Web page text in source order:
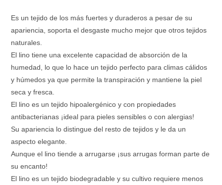
Es un tejido de los más fuertes y duraderos a pesar de su
apariencia, soporta el desgaste mucho mejor que otros tejidos
naturales.
El lino tiene una excelente capacidad de absorción de la
humedad, lo que lo hace un tejido perfecto para climas cálidos
y húmedos ya que permite la transpiración y mantiene la piel
seca y fresca.
El lino es un tejido hipoalergénico y con propiedades
antibacterianas ¡ideal para pieles sensibles o con alergias!
Su apariencia lo distingue del resto de tejidos y le da un
aspecto elegante.
Aunque el lino tiende a arrugarse ¡sus arrugas forman parte de
su encanto!
El lino es un tejido biodegradable y su cultivo requiere menos